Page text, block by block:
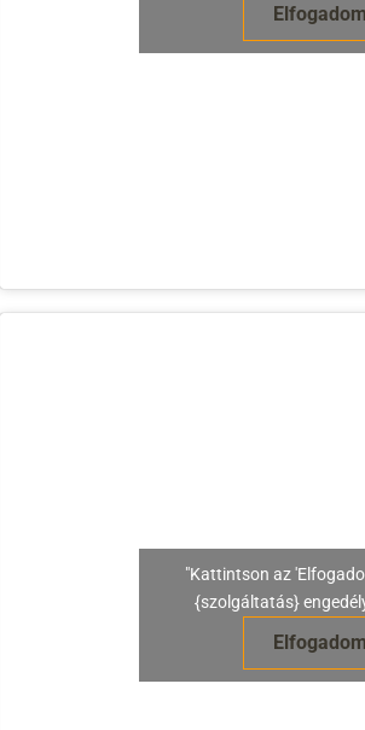
Elfogadom
"Kattintson az
{szolgáltatás}
Elfogadom